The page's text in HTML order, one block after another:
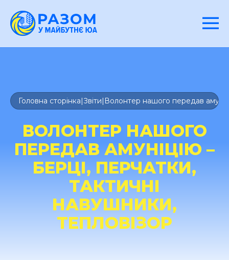
Головна сторінка|Звіти| Волонтер нашого передав
ВОЛОНТЕР НАШОГО
ПЕРЕДАВ АМУНІЦІЮ –
БЕРЦІ, ПЕРЧАТКИ,
ТАКТИЧНІ
НАВУШНИКИ,
ТЕПЛОВІЗОР